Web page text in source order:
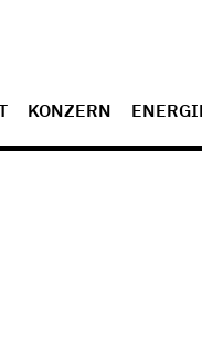
KONZERN